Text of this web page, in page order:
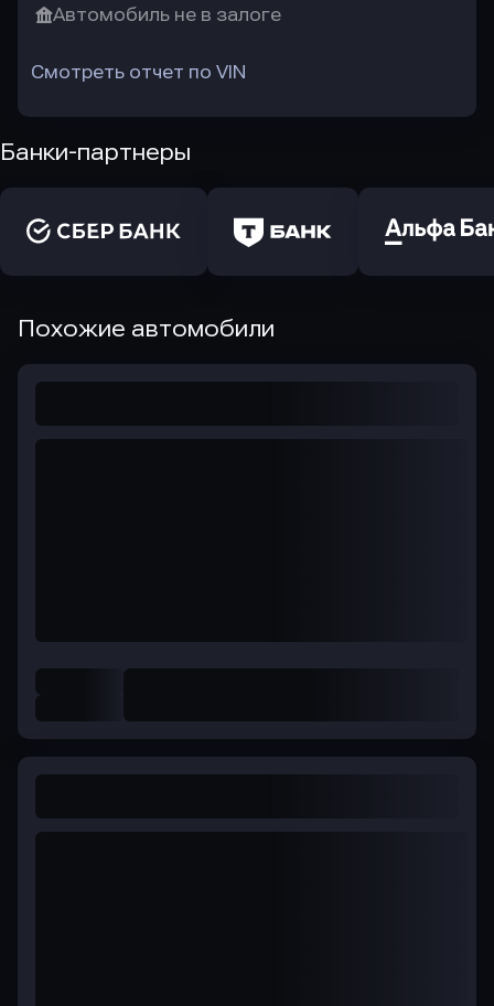
Автомобиль не в залоге
Смотреть отчет по VIN
Банки-партнеры
Похожие автомобили